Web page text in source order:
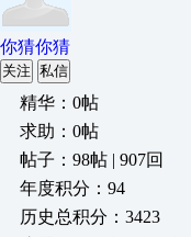
你猜你猜
关注 私信
精华：0帖
求助：0帖
帖子：98帖 | 907回
年度积分：94
历史总积分：3423